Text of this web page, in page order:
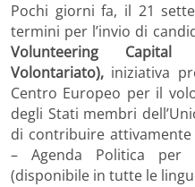
Pochi giorni fa, il 21
termini per l’invio di
Volunteering
Volontariato), iniziativa
Centro Europeo per il
degli Stati membri
di contribuire attivamente
– Agenda Politica per
(disponibile in tutte le